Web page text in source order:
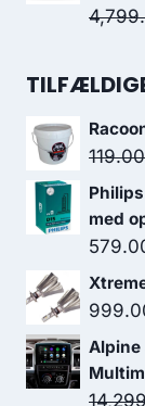
med
Alpine